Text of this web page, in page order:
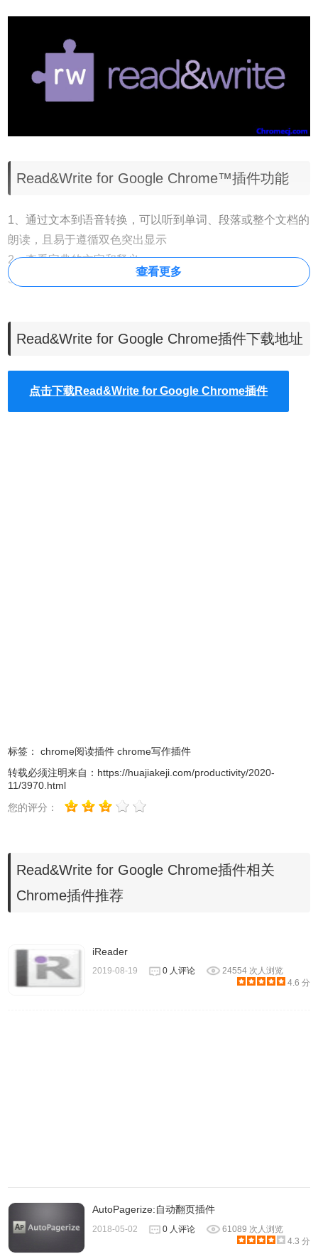
Read&Write for Google Chrome™插件功能
1、通过文本到语音转换，可以听到单词、段落或整个文档的
朗读，且易于遵循双色突出显示
2、查看字典的文字和释义
3、通过语篇转换，听写单词，协助写作、校对和学习
5、从文档或网络中收集重点内容，以进行总结和研究
6、直接在Google Docs内创建和收听语音备忘
7、简化和总结网页上的文本，以删除可能分散注意力的广告
2、最新版本的chrome浏览器直接拖放安装时会出现“程序包
查看更多
Read&Write for Google Chrome插件下载地址
点击下载Read&Write for Google Chrome插件
标签： chrome阅读插件 chrome写作插件
转载必须注明来自： https://huajiakeji.com/productivity/2020-
11/3970.html
您的评分：
Read&Write for Google Chrome插件相关
Chrome插件推荐
iReader
2019-08-19 0 人评论
24554 次人浏览
4.6 分
AutoPagerize:自动翻页插件
2018-05-02 0 人评论
61089 次人浏览
4.3 分